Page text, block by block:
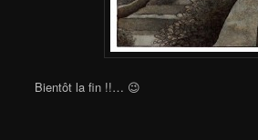
Bientôt la fin !!… 😉